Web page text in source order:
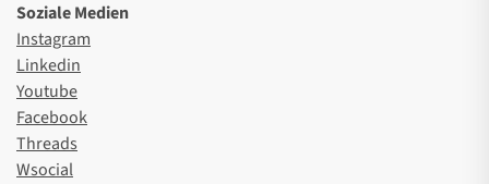
Soziale Medien
Instagram
Linkedin
Youtube
Facebook
Threads
Wsocial